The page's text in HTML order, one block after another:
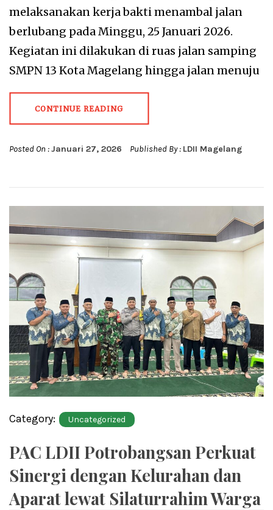
melaksanakan kerja bakti menambal jalan
berlubang pada Minggu, 25 Januari 2026.
Kegiatan ini dilakukan di ruas jalan samping
SMPN 13 Kota Magelang hingga jalan menuju
CONTINUE READING
Posted On :Januari 27, 2026 Published By : LDII Magelang
Category: Uncategorized
PAC LDII Potrobangsan Perkuat
Sinergi dengan Kelurahan dan
Aparat lewat Silaturrahim Warga